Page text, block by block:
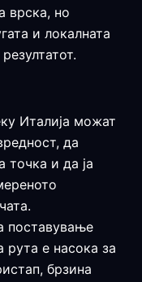
врска, но
и локалната
Италија можат
да
точка и да ја
поставување
рута е насока за
брзина